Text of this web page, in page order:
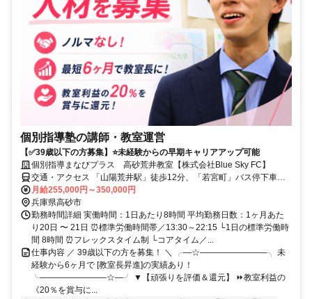
個別指導塾の講師・教室運営
【✅39歳以下の方募集】⭐未経験からの早期キャリアアップ可能
個別指導まなびプラス 高砂荒井教室【株式会社Blue Sky FC】
交通・アクセス 「山陽荒井駅」徒歩12分、「若宮町」バス停下車徒
歩1分
月給255,000円～350,000円
兵庫県高砂市
勤務時間詳細 実働時間：1日あたり8時間 平均勤務日数：1ヶ月あた
り20日 〜 21日 ⏰標準労働時間帯／13:30～22:15 └1日の標準労働時
間 8時間 ⏰フレックスタイム制 └コアタイム／...
仕事内容 ／ 39歳以下の方を募集！ ＼ ╭―☆――――――――╮ 未
経験から6ヶ月で [教室長昇進]の実績あり！
╰――――――――☆―╯ ▼【頑張りを評価＆還元】 ⏩教室利益の
《20％を賞与に...